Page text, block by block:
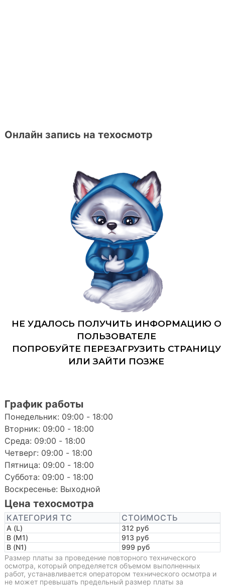
Онлайн запись на техосмотр
График работы
Понедельник: 09:00 - 18:00
Вторник: 09:00 - 18:00
Среда: 09:00 - 18:00
Четверг: 09:00 - 18:00
Пятница: 09:00 - 18:00
Суббота: 09:00 - 18:00
Воскресенье: Выходной
Цена техосмотра
КАТЕГОРИЯ ТС СТОИМОСТЬ
A (L)
312 руб
B (M1)
913 руб
B (N1)
999 руб
Размер платы за проведение повторного технического
осмотра, который определяется объемом выполненных
работ, устанавливается оператором технического осмотра и
не может превышать предельный размер платы за